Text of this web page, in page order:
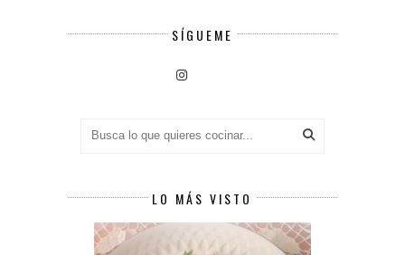
SÍGUEME
LO MÁS VISTO